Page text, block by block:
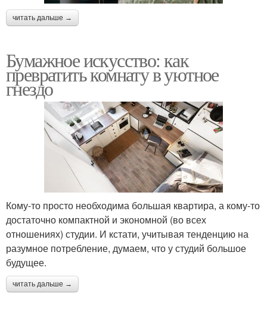
читать дальше →
Бумажное искусство: как
превратить комнату в уютное
гнездо
Кому-то просто необходима большая квартира, а кому-то
достаточно компактной и экономной (во всех
отношениях) студии. И кстати, учитывая тенденцию на
разумное потребление, думаем, что у студий большое
будущее.
читать дальше →